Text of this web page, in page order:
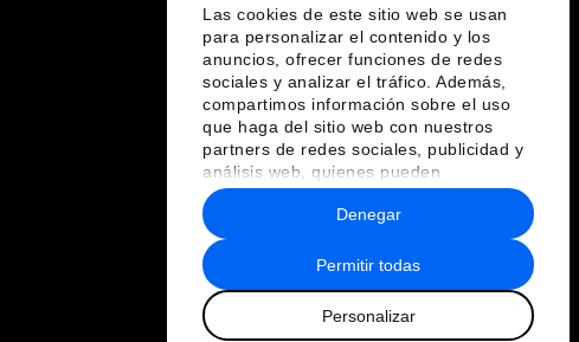
Las cookies de este sitio web se usan
para personalizar el contenido y los
anuncios, ofrecer funciones de redes
sociales y analizar el tráfico. Además,
compartimos información sobre el uso
que haga del sitio web con nuestros
partners de redes sociales, publicidad y
análisis web, quienes pueden
combinarla con otra información que les
haya proporcionado o que hayan
recopilado a partir del uso que haya
hecho de sus servicios.
Permitir todas
Personalizar
Denegar